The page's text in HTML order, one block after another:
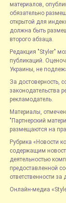
материалов,
обязательно
открытой для
должна быть
второго абзаца.
Редакция "Styler"
публикаций.
Украины, не
За достоверность,
законодательства
рекламодатель.
Материалы,
"Партнерский
размещаются на
Рубрика «Новости
содержащим
деятельностью
предоставленной
ответственности
Онлайн-медиа